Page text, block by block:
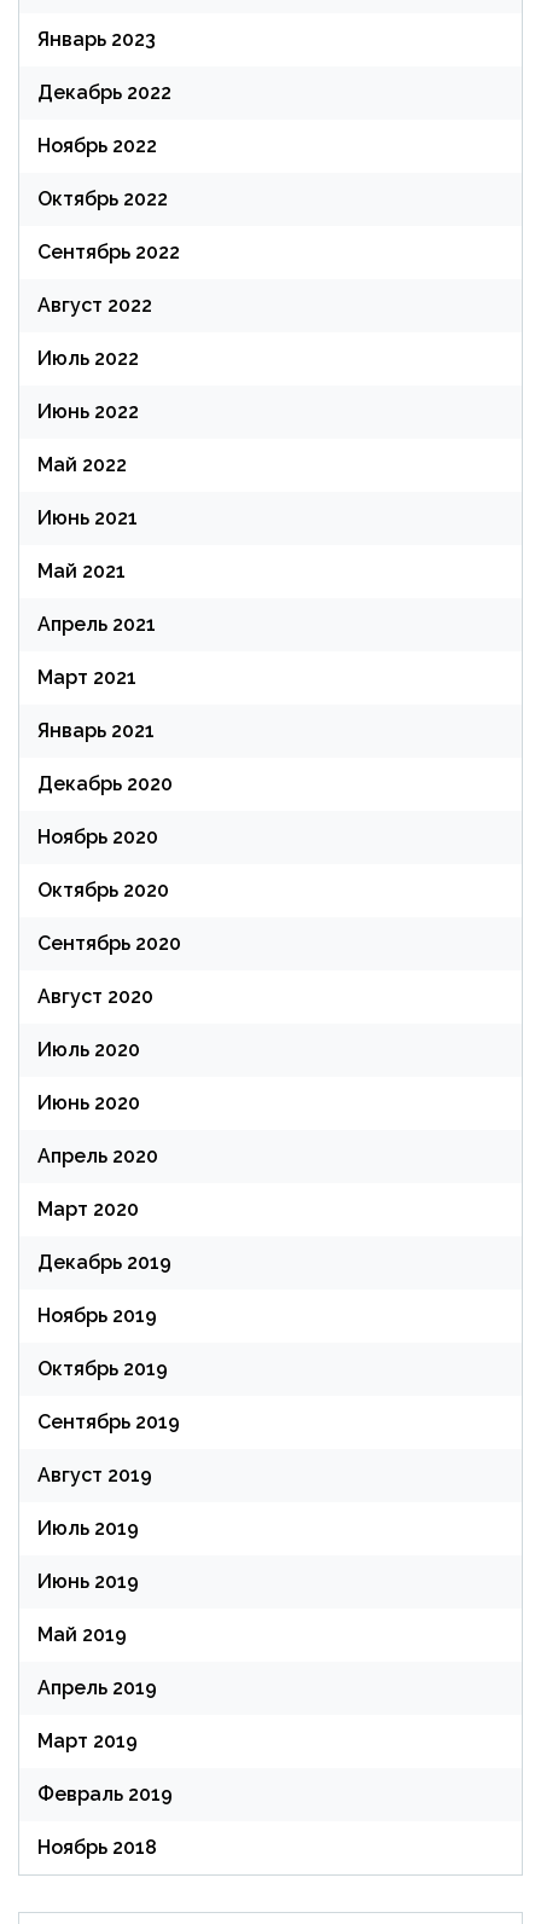
Январь 2023
Декабрь 2022
Ноябрь 2022
Октябрь 2022
Сентябрь 2022
Август 2022
Июль 2022
Июнь 2022
Май 2022
Июнь 2021
Май 2021
Апрель 2021
Март 2021
Январь 2021
Декабрь 2020
Ноябрь 2020
Октябрь 2020
Сентябрь 2020
Август 2020
Июль 2020
Июнь 2020
Апрель 2020
Март 2020
Декабрь 2019
Ноябрь 2019
Октябрь 2019
Сентябрь 2019
Август 2019
Июль 2019
Июнь 2019
Май 2019
Апрель 2019
Март 2019
Февраль 2019
Ноябрь 2018